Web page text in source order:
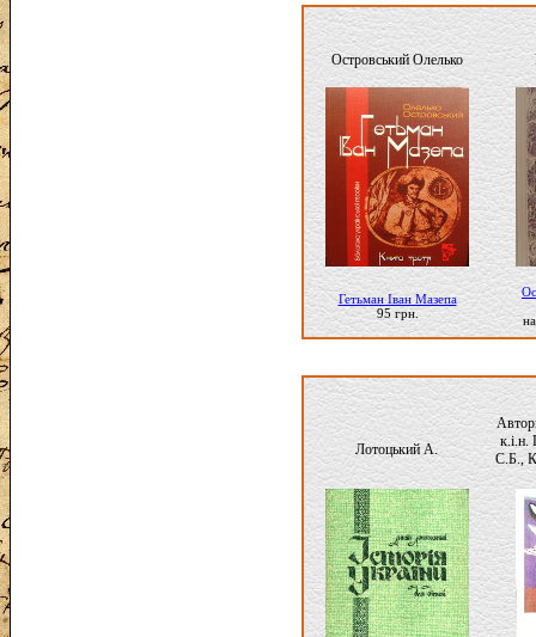
Островський Олелько
Гетьман Іван Мазепа
95 грн.
Лотоцький А.
к.і.н.
С.Б.,